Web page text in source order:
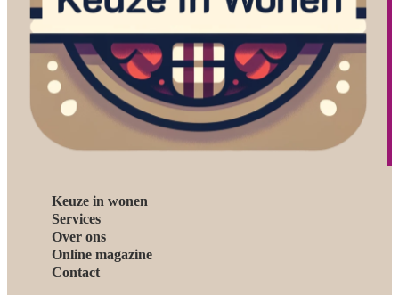
Keuze in wonen
Services
Over ons
Online magazine
Contact